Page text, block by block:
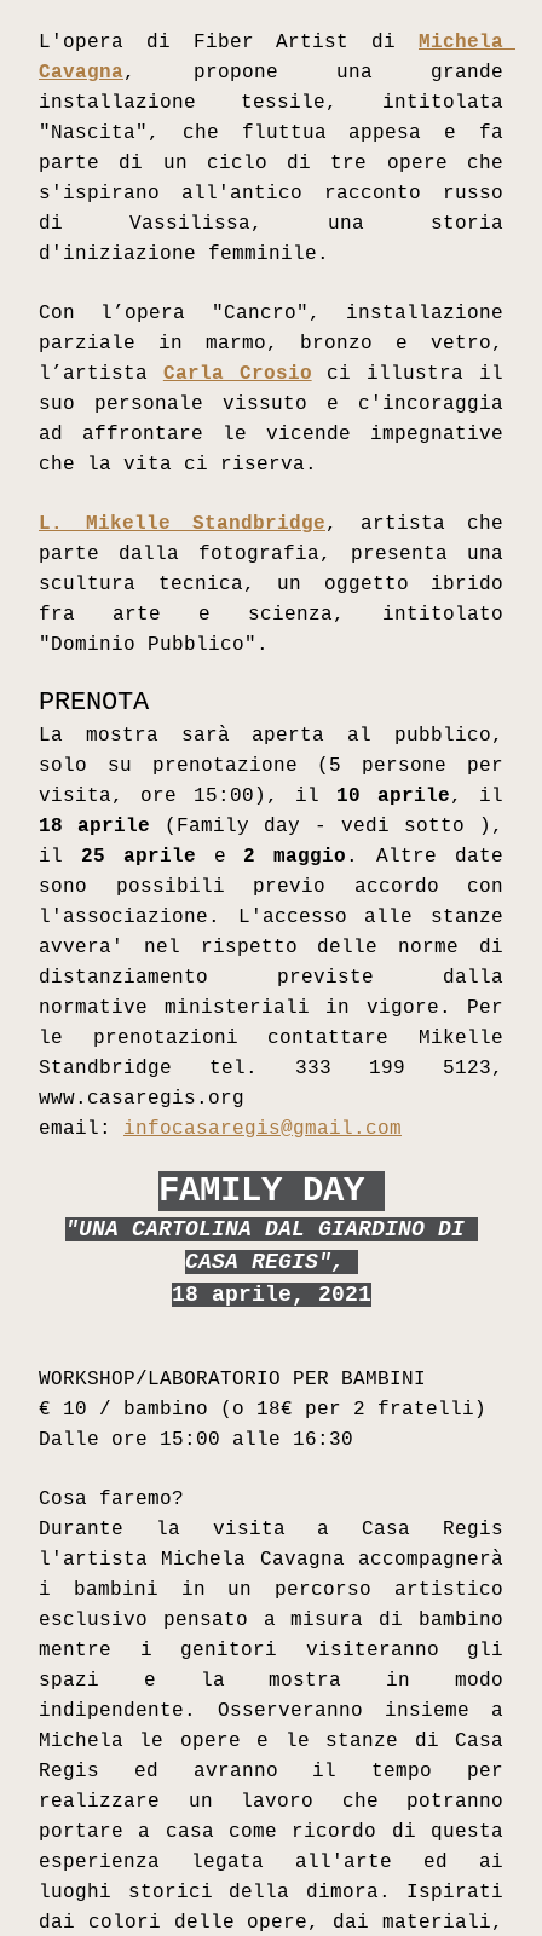
L'opera di Fiber Artist di Michela
Cavagna, propone una grande
installazione tessile, intitolata
"Nascita", che fluttua appesa e fa
parte di un ciclo di tre opere che
s'ispirano all'antico racconto russo
di Vassilissa, una storia
d'iniziazione femminile.
Con l’opera "Cancro", installazione
parziale in marmo, bronzo e vetro,
l’artista Carla Crosio ci illustra il
suo personale vissuto e c'incoraggia
ad affrontare le vicende impegnative
che la vita ci riserva.
L. Mikelle Standbridge, artista che
parte dalla fotografia, presenta una
scultura tecnica, un oggetto ibrido
fra arte e scienza, intitolato
"Dominio Pubblico".
PRENOTA
La mostra sarà aperta al pubblico,
solo su prenotazione (5 persone per
visita, ore 15:00), il 10 aprile
18 aprile (Family day - vedi sotto ),
il 25 aprile e 2 maggio . Altre date
sono possibili previo accordo con
l'associazione. L'accesso alle stanze
avvera' nel rispetto delle norme di
distanziamento previste dalla
normative ministeriali in vigore. Per
le prenotazioni contattare Mikelle
Standbridge tel. 333 199 5123,
www.casaregis.org
email: infocasaregis@gmail.com
FAMILY DAY
"UNA CARTOLINA DAL GIARDINO DI
CASA REGIS",
18 aprile, 2021
WORKSHOP/LABORATORIO PER BAMBINI
€ 10 / bambino ( o 18€ per 2 fratelli)
Dalle ore 15:00 alle 16:30
Cosa faremo?
Durante la visita a Casa Regis
l'artista Michela Cavagna accompagnerà
i bambini in un percorso artistico
esclusivo pensato a misura di bambino
mentre i genitori visiteranno gli
spazi e la mostra in modo
indipendente. Osserveranno insieme a
Michela le opere e le stanze di Casa
Regis ed avranno il tempo per
realizzare un lavoro che potranno
portare a casa come ricordo di questa
esperienza legata all'arte ed ai
luoghi storici della dimora. Ispirati
dai colori delle opere, dai materiali,